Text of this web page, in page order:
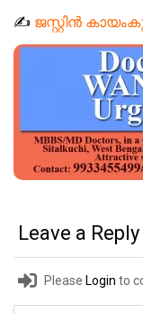
✍️ ജസ്റ്റിൻ
Leave a Reply
Please Login to